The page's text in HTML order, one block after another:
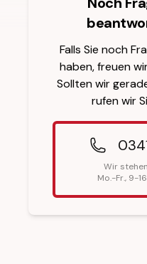
Falls Sie noch
haben, freuen
Sollten wir
rufen wir
Wir
Mo.-Fr., 9-